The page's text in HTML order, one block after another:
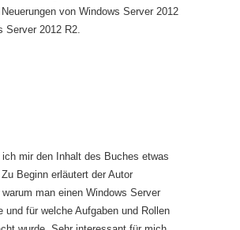
von Windows Server 2012
Server 2012 R2.
ich mir den Inhalt des Buches etwas
Beginn erläutert der Autor
man einen Windows Server
und für welche Aufgaben und Rollen